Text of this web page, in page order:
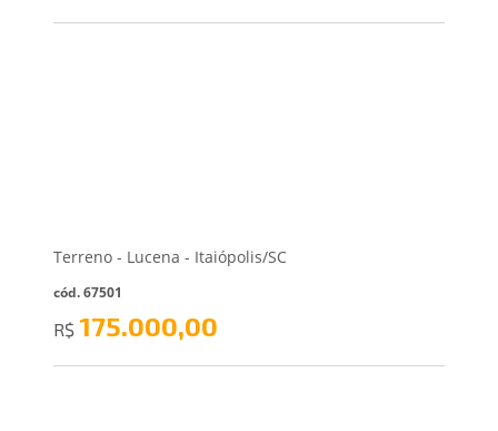
Terreno - Lucena - Itaiópolis/SC
cód. 67501
R$ 175.000,00